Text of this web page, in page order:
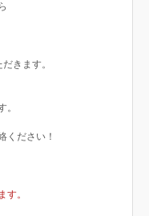
きます。
。
ください！
す。